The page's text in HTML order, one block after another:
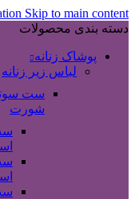
Skip to main content
دسته بندی محصولات
پوشاک زنانه
لباس زیر زنانه
ست
شورت